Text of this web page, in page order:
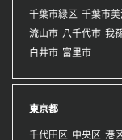
千葉市緑区 千葉市美
流山市 八千代市 我
白井市 富里市
東京都
千代田区 中央区 港